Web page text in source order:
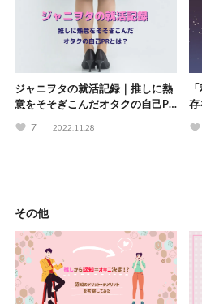
ジャニヲタの就活記録｜推しに熱
意をそそぎこんだオタクの自己PR
7 2022.11.28
存
その他